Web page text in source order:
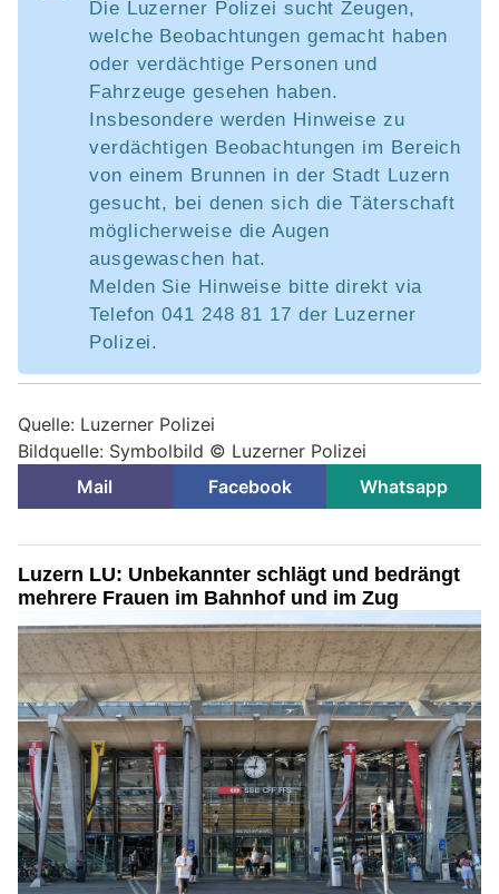
Die Luzerner Polizei sucht Zeugen,
welche Beobachtungen gemacht haben
oder verdächtige Personen und
Fahrzeuge gesehen haben.
Insbesondere werden Hinweise zu
verdächtigen Beobachtungen im Bereich
von einem Brunnen in der Stadt Luzern
gesucht, bei denen sich die Täterschaft
möglicherweise die Augen
ausgewaschen hat.
Melden Sie Hinweise bitte direkt via
Telefon 041 248 81 17 der Luzerner
Polizei.
Quelle: Luzerner Polizei
Bildquelle: Symbolbild © Luzerner Polizei
Mail
Facebook Whatsapp
Luzern LU: Unbekannter schlägt und bedrängt
mehrere Frauen im Bahnhof und im Zug